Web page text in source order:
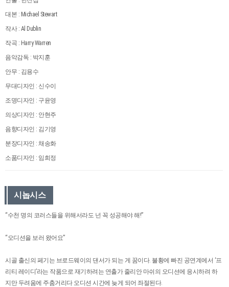
대본 : Michael Stewart
작사 : Al Dublin
작곡 : Harry Warren
음악감독 : 박지훈
안무 : 김용수
무대디자인 : 신수이
조명디자인 : 구윤영
의상디자인 : 안현주
음향디자인 : 김기영
분장디자인 : 채송화
소품디자인 : 임희정
시놉시스
“수천 명의 코러스들을 위해서라도 넌 꼭 성공해야 해!”
“오디션을 보러 왔어요”
시골 출신의 페기는 브로드웨이의 댄서가 되는 게 꿈이다. 불황에 빠진 공연계에서 ‘프
리티 레이디’라는 작품으로 재기하려는 연출가 줄리안 마쉬의 오디션에 응시하려 하
지만 두려움에 주춤거리다 오디션 시간에 늦게 되어 좌절된다.